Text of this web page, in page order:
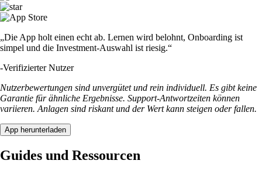
„Die App holt einen echt ab. Lernen wird belohnt, Onboarding ist
simpel und die Investment-Auswahl ist riesig.“
-Verifizierter Nutzer
Nutzerbewertungen sind unvergütet und rein individuell. Es gibt keine
Garantie für ähnliche Ergebnisse. Support-Antwortzeiten können
variieren. Anlagen sind riskant und der Wert kann steigen oder fallen.
App herunterladen
Guides und Ressourcen